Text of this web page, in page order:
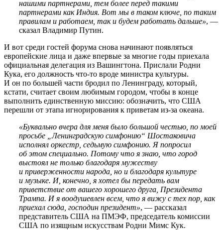
нашими партнерами, тем более перед такими
партнерами как Индия. Вот мы в таком ключе, по таким
правилам и работаем, так и будем работать дальше», —
сказал Владимир Путин.
И вот среди гостей форума снова начинают появляться
европейские лица и даже впервые за многие годы приехала
официальная делегация из Вашингтона. Прислали Родни
Кука, его должность что-то вроде министра культуры.
И он по большей части бродил по Ленинграду, который,
кстати, считает своим любимым городом, чтобы в конце
выполнить единственную миссию: обозначить, что США
перешли от этапа игнорирования к приветам из-за океана.
«Буквально вчера для меня было большой честью, по моей
просьбе „Ленинградскую симфонию“ Шостаковича
исполнял оркестр, седьмую симфонию. Я попросил
об этом специально. Потому что я знаю, что город
выстоял не только благодаря мужеству
и приверженности народа, но и благодаря культуре
и музыке. И, конечно, я хотел бы передать вам
приветствие от вашего хорошего друга, Президента
Трампа. И я воодушевлен всем, что я вижу с тех пор, как
приехал сюда, господин президент», — рассказал
представитель США на ПМЭФ, председатель комиссии
США по изящным искусствам Родни Мимс Кук.